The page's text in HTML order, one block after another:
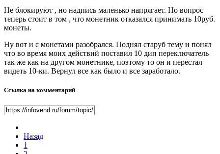
Не блокируют , но надпись маленько напрягает. Но вопрос
теперь стоит в том , что монетник отказался принимать 10руб.
монеты.
Ну вот и с монетами разобрался. Поднял старуб тему и понял
что во время моих действий поставил 10 дип переключатель
так же как на другом монетнике, поэтому то он и перестал
видеть 10-ки. Вернул все как было и все заработало.
Ссылка на комментарий
Назад
1